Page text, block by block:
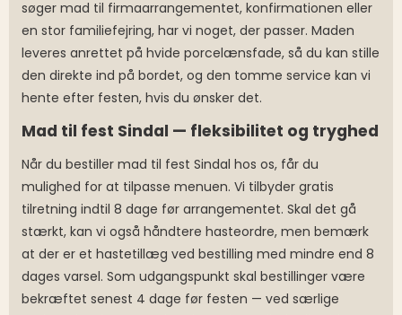
søger mad til firmaarrangementet, konfirmationen eller
en stor familiefejring, har vi noget, der passer. Maden
leveres anrettet på hvide porcelænsfade, så du kan stille
den direkte ind på bordet, og den tomme service kan vi
hente efter festen, hvis du ønsker det.
Mad til fest Sindal — fleksibilitet og tryghed
Når du bestiller mad til fest Sindal hos os, får du
mulighed for at tilpasse menuen. Vi tilbyder gratis
tilretning indtil 8 dage før arrangementet. Skal det gå
stærkt, kan vi også håndtere hasteordre, men bemærk
at der er et hastetillæg ved bestilling med mindre end 8
dages varsel. Som udgangspunkt skal bestillinger være
bekræftet senest 4 dage før festen — ved særlige